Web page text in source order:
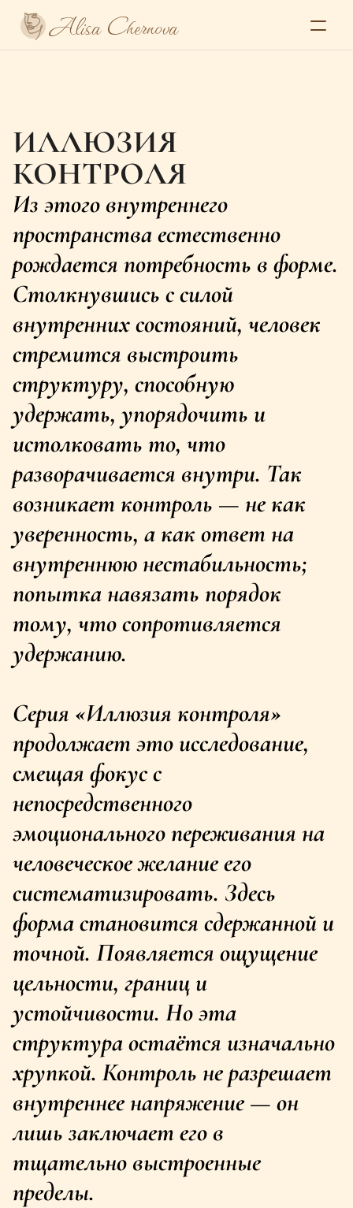
ИЛЛЮЗИЯ
КОНТРОЛЯ
Из этого внутреннего
пространства естественно
рождается потребность в форме.
Столкнувшись с силой
внутренних состояний, человек
стремится выстроить
структуру, способную
удержать, упорядочить и
истолковать то, что
разворачивается внутри. Так
возникает контроль — не как
уверенность, а как ответ на
внутреннюю нестабильность;
попытка навязать порядок
тому, что сопротивляется
удержанию.
Серия «Иллюзия контроля»
продолжает это исследование,
смещая фокус с
непосредственного
эмоционального переживания на
человеческое желание его
систематизировать. Здесь
форма становится сдержанной и
точной. Появляется ощущение
цельности, границ и
устойчивости. Но эта
структура остаётся изначально
хрупкой. Контроль не разрешает
внутреннее напряжение — он
лишь заключает его в
тщательно выстроенные
пределы.
Alisa Chernova
Выставки и пресса
Контакты
Alisa Chernova